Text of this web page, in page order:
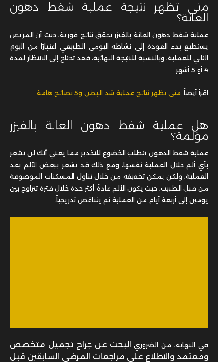
متى تظهر نتيجة عملية شفط دهون
العانة؟
عملية شفط دهون العانة بالفيزر تحقق نتائج فورية، حيث أن المريض
يستطيع بدء العودة إلى نشاطه اليومي الطبيعي اعتبارًا من اليوم
الثاني للعملية، وبالنسبة للنتيجة النهائية، فقد تحتاج إلى الانتظار لمدة
4 أو 5 أشهر.
اقرأ أيضاً: متى تظهر نتائج عملية شد البطن و5 نصائح هامة
هل عملية شفط دهون العانة بالفيزر
مؤلمة؟
عملية شفط الدهون تتطلب الخضوع للتخدير مما يعني أنك لن تشعر
بأي ألم خلال العملية نفسها، ومع ذلك قد تشعر ببعض الألم بعد
العملية، ولكن يمكن تخفيفه من خلال تناول المسكنات الموصوفة
من قبل الطبيب، حيث يكون الألم عادةً أكثر حدة خلال فترة تتراوح بين
يومين إلى أربعة أيام من العملية ثم يتناقص تدريجياً.
في النهاية، من الضروريالبحث عن جراح تجميل متخصص
ومعتمد والاطلاع على مراجعات المرضى السابقين قبل